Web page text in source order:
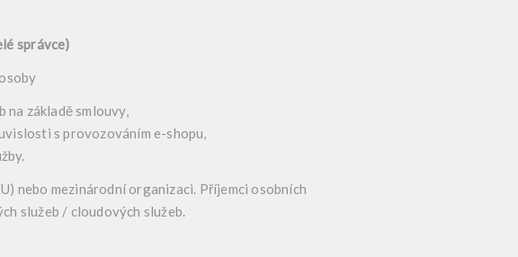
správce)
na základě smlouvy,
s provozováním e-shopu,
nebo mezinárodní organizaci. Příjemci osobních
služeb / cloudových služeb.